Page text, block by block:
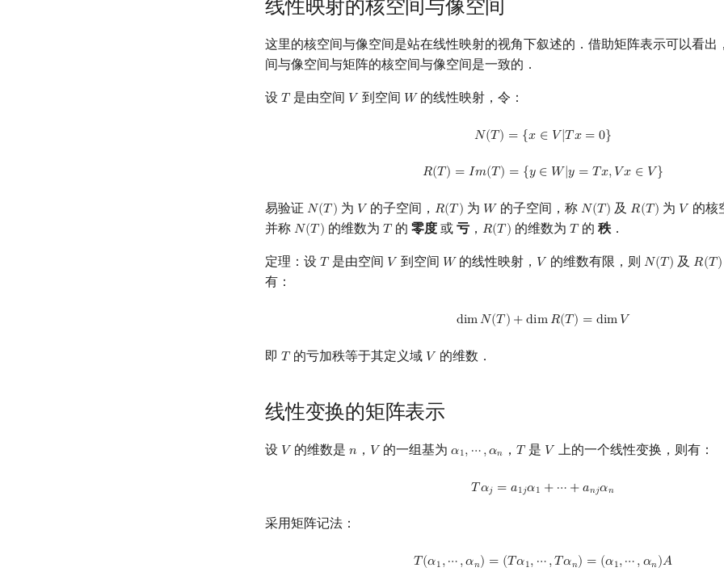
线性映射的核空间与像空间
这里的核空间与像空间是站在线性映射的视角下叙述的．借助矩阵表示可以看出
间与像空间与矩阵的核空间与像空间是一致的．
设 𝑇
T 是由空间 𝑉
V 到空间 𝑊
W的线性映射，令：
𝑁(𝑇 ) = {𝑥 ∈ 𝑉|𝑇 𝑥 = 0}
N (T) ={x ∈V|Tx=0 }
𝑅(𝑇 ) = 𝐼𝑚(𝑇 ) = {𝑦 ∈ 𝑊|𝑦 = 𝑇𝑥, 𝑉𝑥 ∈ 𝑉}
R (T)=Im T) ={y ∈ W|y= Tx, Vx∈ V}
易验证 𝑁(𝑇 )
N(T) 为 𝑉
V 的子空间，𝑅(𝑇 )
R(T) 为 𝑊
W的子空间，称 𝑁(𝑇 )
N(T) 及𝑅(𝑇 )
R(T) 为 𝑉
V 的核
并称 𝑁(𝑇 )
N(T) 的维数为 𝑇
T 的零度 或亏 ，𝑅(𝑇 )
R(T) 的维数为 𝑇
T 的秩．
定理：设 𝑇
T 是由空间 𝑉
V 到空间 𝑊
W的线性映射， 𝑉
V 的维数有限，则 𝑁(𝑇 )
N(T) 及𝑅(𝑇 )
R(T)
有：
dim𝑁(𝑇 ) +dim𝑅(𝑇 ) = dim 𝑉
dimN( T)+dim R(T)= dimV
即 𝑇
T 的亏加秩等于其定义域 𝑉
V 的维数．
线性变换的矩阵表示
设 𝑉
V 的维数是𝑛
n ， 𝑉
V 的一组基为𝛼1, ⋯,𝛼𝑛
α1,⋯, αn ，𝑇
T 是 𝑉
V 上的一个线性变换，则有：
𝑇 𝛼𝑗 = 𝑎1𝑗𝛼1 + ⋯ +𝑎𝑛𝑗𝛼𝑛
T αj= a 1 jα1 ⋯ n α
采用矩阵记法：
𝑇 (𝛼1,⋯,𝛼𝑛) = (𝑇𝛼1, ⋯,𝑇𝛼𝑛) = (𝛼1,⋯,𝛼𝑛)𝐴
(α ,⋯ ,αn) =(Tα1 ⋯ Tαn = α1 ,⋯, αn) A